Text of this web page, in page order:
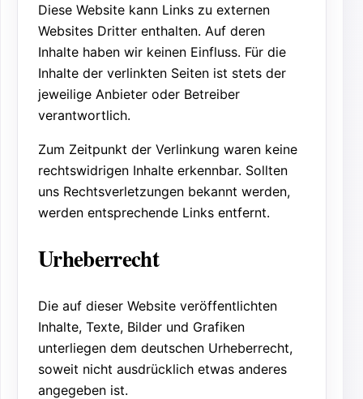
Diese Website kann Links zu externen
Websites Dritter enthalten. Auf deren
Inhalte haben wir keinen Einfluss. Für die
Inhalte der verlinkten Seiten ist stets der
jeweilige Anbieter oder Betreiber
verantwortlich.
Zum Zeitpunkt der Verlinkung waren keine
rechtswidrigen Inhalte erkennbar. Sollten
uns Rechtsverletzungen bekannt werden,
werden entsprechende Links entfernt.
Urheberrecht
Die auf dieser Website veröffentlichten
Inhalte, Texte, Bilder und Grafiken
unterliegen dem deutschen Urheberrecht,
soweit nicht ausdrücklich etwas anderes
angegeben ist.